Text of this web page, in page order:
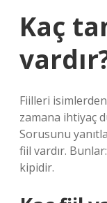
Kaç
Fiilleri
zamana ihtiyaç
Sorusunu
fiil vardır.
kipidir.